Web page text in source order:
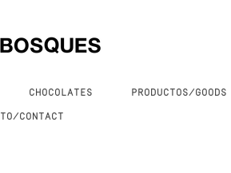
CHOCOLATES PRODUCTOS/GOODS
CONTACT